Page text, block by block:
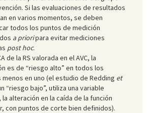
Si las evaluaciones de resultados
en varios momentos, se deben
todos los puntos de medición
a prioripara evitar mediciones
post hoc.
de la RS valorada en el AVC, la
es de “riesgo alto” en todos los
en uno (el estudio de Redding et
“riesgo bajo”, utiliza una variable
alteración en la caída de la función
con puntos de corte bien definidos).